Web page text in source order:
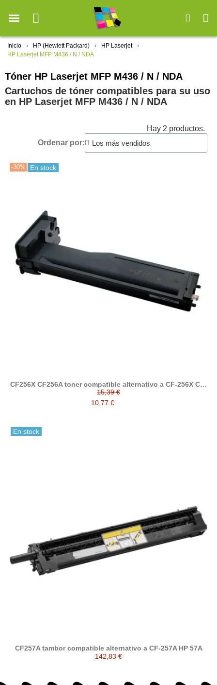
Inicio HP (Hewlett Packard)
HP Laserjet
HP Laserjet MFP M436 / N / NDA
Tóner HP Laserjet MFP M436 / N / NDA
Cartuchos de tóner compatibles para su uso
en HP Laserjet MFP M436 / N / NDA
Hay 2 productos.
Ordenar por:
-30% En stock
CF256X CF256A toner compatible alternativo a CF-256X CF-
256A HP 56A HP 56X
15,39 €
10,77 €
En stock
CF257A tambor compatible alternativo a CF-257A HP 57A
142,83 €